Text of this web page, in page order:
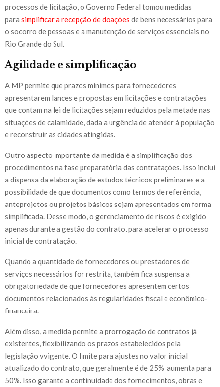
processos de licitação, o Governo Federal tomou medidas
para simplificar a recepção de doações de bens necessários para
o socorro de pessoas e a manutenção de serviços essenciais no
Rio Grande do Sul.
Agilidade e simplificação
A MP permite que prazos mínimos para fornecedores
apresentarem lances e propostas em licitações e contratações
que contam na lei de licitações sejam reduzidos pela metade nas
situações de calamidade, dada a urgência de atender à população
e reconstruir as cidades atingidas.
Outro aspecto importante da medida é a simplificação dos
procedimentos na fase preparatória das contratações. Isso inclui
a dispensa da elaboração de estudos técnicos preliminares e a
possibilidade de que documentos como termos de referência,
anteprojetos ou projetos básicos sejam apresentados em forma
simplificada. Desse modo, o gerenciamento de riscos é exigido
apenas durante a gestão do contrato, para acelerar o processo
inicial de contratação.
Quando a quantidade de fornecedores ou prestadores de
serviços necessários for restrita, também fica suspensa a
obrigatoriedade de que fornecedores apresentem certos
documentos relacionados às regularidades fiscal e econômico-
financeira.
Além disso, a medida permite a prorrogação de contratos já
existentes, flexibilizando os prazos estabelecidos pela
legislação vvigente. O limite para ajustes no valor inicial
atualizado do contrato, que geralmente é de 25%, aumenta para
50%. Isso garante a continuidade dos fornecimentos, obras e